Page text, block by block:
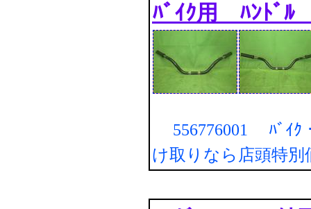
ﾊﾞｲｸ用 ﾊﾝﾄﾞﾙ
556776001 ﾊﾞｲｸ
け取りなら店頭特別